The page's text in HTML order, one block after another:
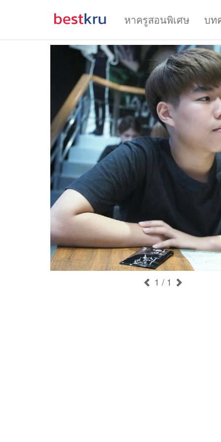
หาครูสอนพิเศษ บท
1 / 1